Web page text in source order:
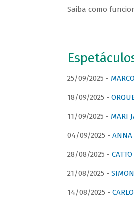
Saiba como
25/09/2025 -
18/09/2025 -
11/09/2025 - MARI
04/09/2025 -
28/08/2025 -
21/08/2025 -
14/08/2025 -